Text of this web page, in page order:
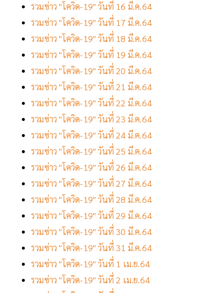
รวมข่าว "โควิด-19" วันที่ 16 มี.ค.64
รวมข่าว "โควิด-19" วันที่ 17 มี.ค.64
รวมข่าว "โควิด-19" วันที่ 18 มี.ค.64
รวมข่าว "โควิด-19" วันที่ 19 มี.ค.64
รวมข่าว "โควิด-19" วันที่ 20 มี.ค.64
รวมข่าว "โควิด-19" วันที่ 21 มี.ค.64
รวมข่าว "โควิด-19" วันที่ 22 มี.ค.64
รวมข่าว "โควิด-19" วันที่ 23 มี.ค.64
รวมข่าว "โควิด-19" วันที่ 24 มี.ค.64
รวมข่าว "โควิด-19" วันที่ 25 มี.ค.64
รวมข่าว "โควิด-19" วันที่ 26 มี.ค.64
รวมข่าว "โควิด-19" วันที่ 27 มี.ค.64
รวมข่าว "โควิด-19" วันที่ 28 มี.ค.64
รวมข่าว "โควิด-19" วันที่ 29 มี.ค.64
รวมข่าว "โควิด-19" วันที่ 30 มี.ค.64
รวมข่าว "โควิด-19" วันที่ 31 มี.ค.64
รวมข่าว "โควิด-19" วันที่ 1 เม.ย.64
รวมข่าว "โควิด-19" วันที่ 2 เม.ย.64